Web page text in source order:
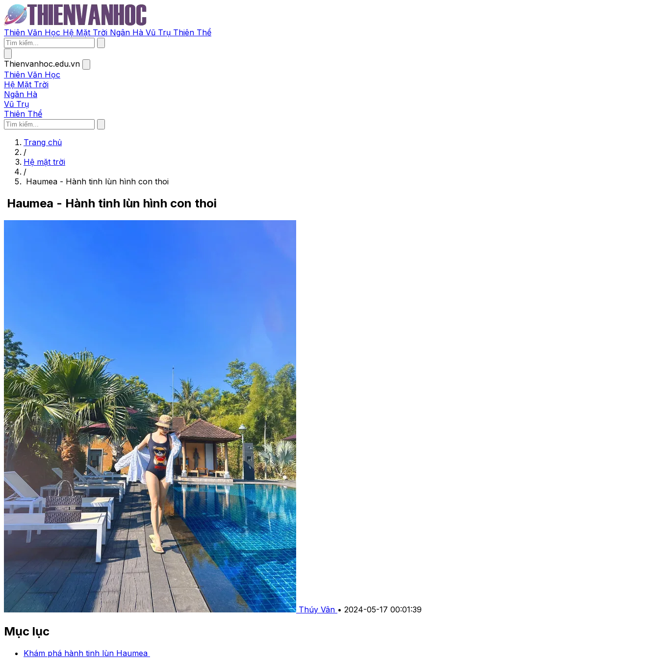
Thiên Văn Học Hệ Mặt Trời Ngân Hà Vũ Trụ Thiên Thể
Thienvanhoc.edu.vn
Thiên Văn Học
Hệ Mặt Trời
Ngân Hà
Vũ Trụ
Thiên Thể
Trang chủ
/
Hệ mặt trời
/
Haumea - Hành tinh lùn hình con thoi
Haumea - Hành tinh lùn hình con thoi
Thúy Vân • 2024-05-17 00:01:39
Mục lục
Khám phá hành tinh lùn Haumea